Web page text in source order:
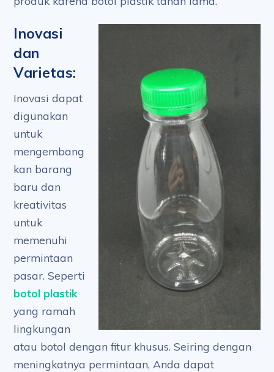
Inovasi
dan
Varietas:
Inovasi dapat
digunakan
untuk
mengembang
kan barang
baru dan
kreativitas
untuk
memenuhi
permintaan
pasar. Seperti
botol plastik
yang ramah
lingkungan
atau botol dengan fitur khusus. Seiring dengan
meningkatnya permintaan, Anda dapat